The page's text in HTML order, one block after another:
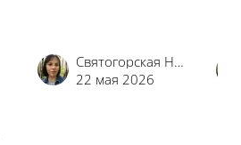
Святогорская Наталья Владимировна
22 мая 2026